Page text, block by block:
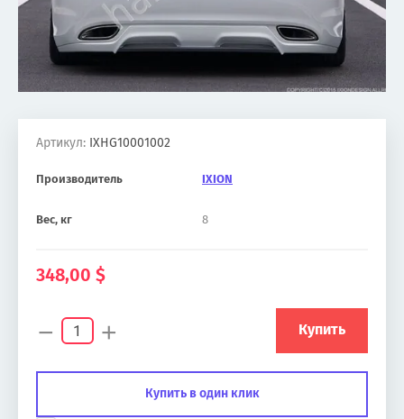
Артикул: IXHG10001002
Производитель IXION
Вес, кг 8
348,00 $
− + Купить
Купить в один клик